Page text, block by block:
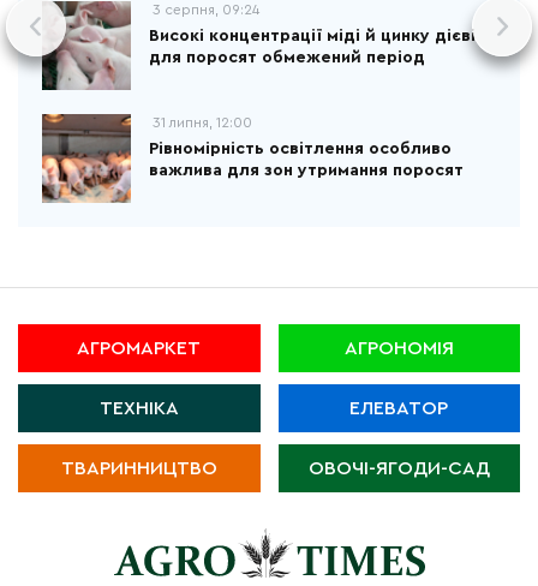
3 серпня, 09:24
Високі концентрації міді й цинку дієві
для поросят обмежений період
31 липня, 12:00
Рівномірність освітлення особливо
важлива для зон утримання поросят
АГРОМАРКЕТ АГРОНОМІЯ
ТЕХНІКА ЕЛЕВАТОР
ТВАРИННИЦТВО ОВОЧІ-ЯГОДИ-САД